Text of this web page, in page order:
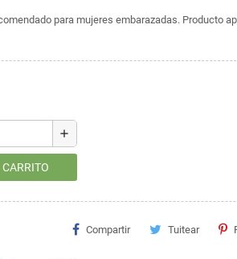
para mujeres embarazadas. Producto
add
Compartir Tuitear